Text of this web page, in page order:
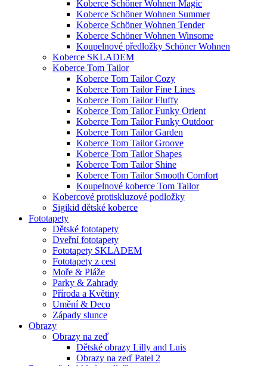
Koberce Schöner Wohnen Magic
Koberce Schöner Wohnen Summer
Koberce Schöner Wohnen Tender
Koberce Schöner Wohnen Winsome
Koupelnové předložky Schöner Wohnen
Koberce SKLADEM
Koberce Tom Tailor
Koberce Tom Tailor Cozy
Koberce Tom Tailor Fine Lines
Koberce Tom Tailor Fluffy
Koberce Tom Tailor Funky Orient
Koberce Tom Tailor Funky Outdoor
Koberce Tom Tailor Garden
Koberce Tom Tailor Groove
Koberce Tom Tailor Shapes
Koberce Tom Tailor Shine
Koberce Tom Tailor Smooth Comfort
Koupelnové koberce Tom Tailor
Kobercové protiskluzové podložky
Sigikid dětské koberce
Fototapety
Dětské fototapety
Dveřní fototapety
Fototapety SKLADEM
Fototapety z cest
Moře & Pláže
Parky & Zahrady
Příroda a Květiny
Umění & Deco
Západy slunce
Obrazy
Obrazy na zeď
Dětské obrazy Lilly and Luis
Obrazy na zeď Patel 2